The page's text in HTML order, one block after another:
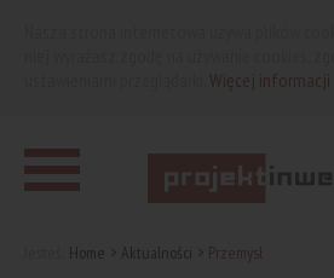
Home Aktualności Przemysł